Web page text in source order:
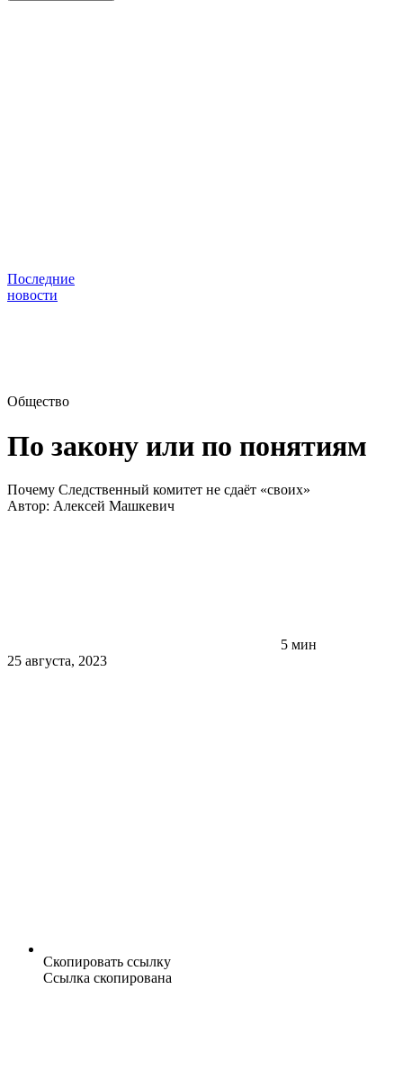
Последние
новости
Общество
По закону или по понятиям
Почему Следственный комитет не сдаёт «своих»
Автор: Алексей Машкевич
5 мин
25 августа, 2023
Скопировать ссылку
Ссылка скопирована